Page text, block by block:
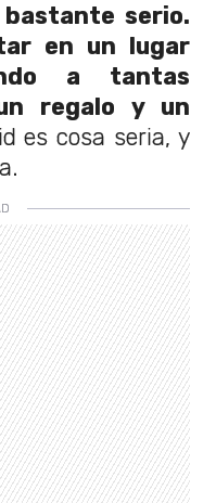
serio.
en un lugar
a tantas
regalo y un
es cosa seria, y